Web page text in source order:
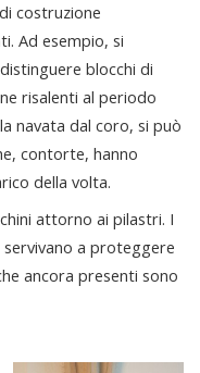
costruzione
Ad esempio, si
blocchi di
risalenti al periodo
navata dal coro, si può
contorte, hanno
della volta.
attorno ai pilastri. I
servivano a proteggere
ancora presenti sono